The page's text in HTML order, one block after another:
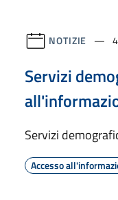
NOTIZIE
Servizi
Servizi
Accesso